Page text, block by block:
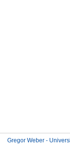
Gregor Weber -